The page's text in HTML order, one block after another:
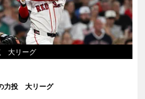
大リーグ
力投 大リーグ